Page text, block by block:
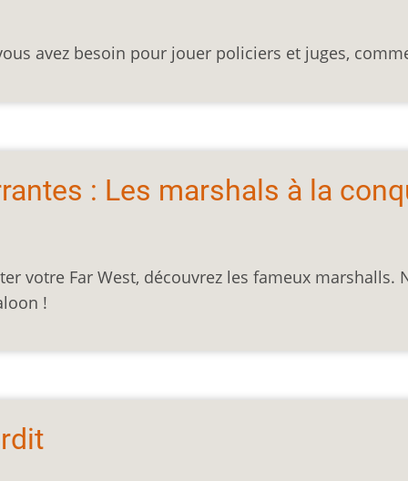
avez besoin pour jouer policiers et juges, comme
: Les marshals à la
votre Far West, découvrez les fameux marshalls.
!